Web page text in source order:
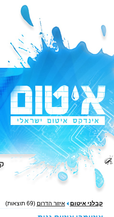
קבלני איטום איזור הדרום (69 תוצאות)